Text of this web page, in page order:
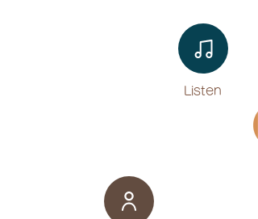
Listen​